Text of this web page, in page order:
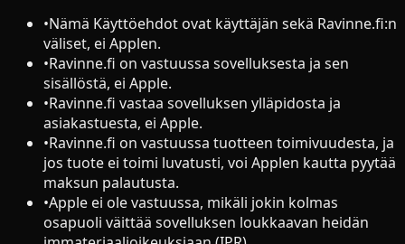
•Nämä Käyttöehdot ovat käyttäjän sekä Ravinne.fi:n
väliset, ei Applen.
•Ravinne.fi on vastuussa sovelluksesta ja sen
sisällöstä, ei Apple.
•Ravinne.fi vastaa sovelluksen ylläpidosta ja
asiakastuesta, ei Apple.
•Ravinne.fi on vastuussa tuotteen toimivuudesta, ja
jos tuote ei toimi luvatusti, voi Applen kautta pyytää
maksun palautusta.
•Apple ei ole vastuussa, mikäli jokin kolmas
osapuoli väittää sovelluksen loukkaavan heidän